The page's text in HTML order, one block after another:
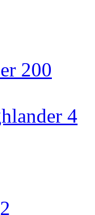
200
4